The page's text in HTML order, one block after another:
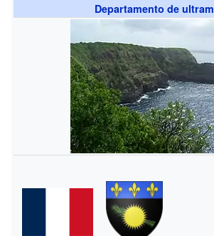
Departamento de